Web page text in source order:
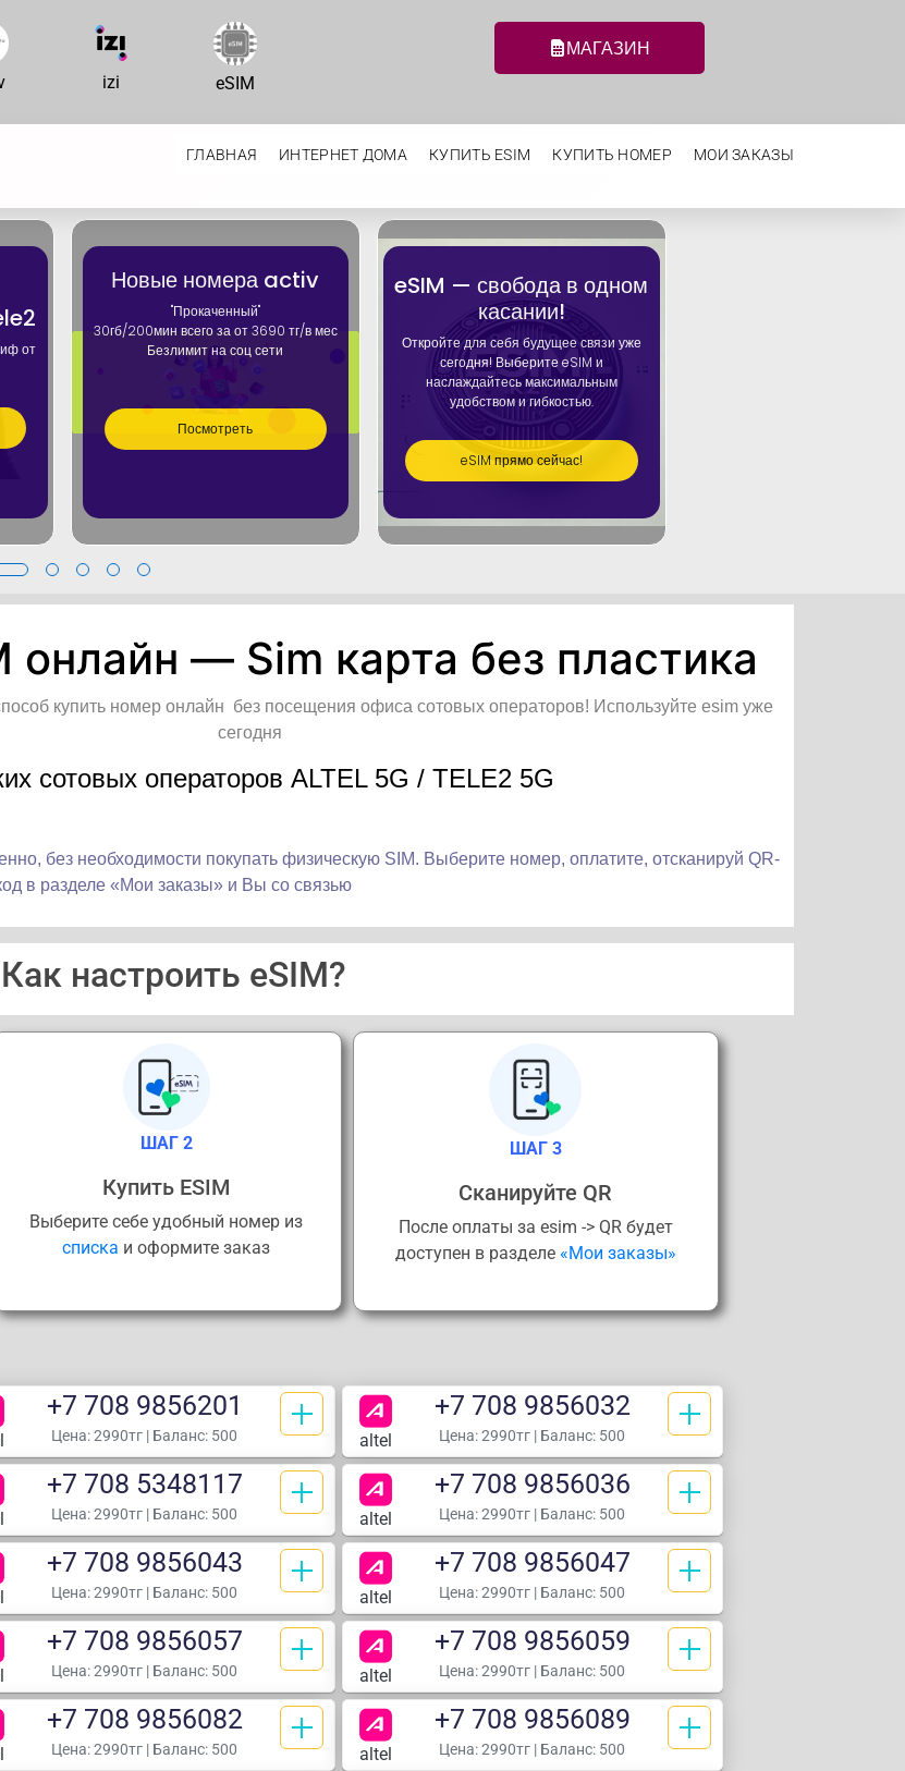
izi eSIM
МАГАЗИН
ГЛАВНАЯ ИНТЕРНЕТ ДОМА КУПИТЬ ESIM КУПИТЬ НОМЕР МОИ ЗАКАЗЫ
от
Новые номера activ
"Прокаченный"
30гб/200мин всего за от 3690 тг/в мес
Безлимит на соц сети
Посмотреть
eSIM — свобода в одном
касании!
Откройте для себя будущее связи уже
сегодня! Выберите eSIM и
наслаждайтесь максимальным
удобством и гибкостью.
eSIM прямо сейчас!
онлайн — Sim карта без пластика
купить номер онлайн без посещения офиса сотовых операторов! Используйте esim уже
сегодня
сотовых операторов ALTEL 5G / TELE2 5G
без необходимости покупать физическую SIM. Выберите номер, оплатите, отсканируй QR-
в разделе «Мои заказы» и Вы со связью
Как настроить eSIM?
ШАГ 2
Купить ESIM
Выберите себе удобный номер из
списка и оформите заказ
ШАГ 3
Сканируйте QR
После оплаты за esim -> QR будет
доступен в разделе «Мои заказы»
+7 708 9856201
Цена:2990тг | Баланс: 500 altel
+7 708 9856032
Цена:2990тг | Баланс: 500
+7 708 5348117
Цена:2990тг | Баланс: 500 altel
+7 708 9856036
Цена:2990тг | Баланс: 500
+7 708 9856043
Цена:2990тг | Баланс: 500 altel
+7 708 9856047
Цена:2990тг | Баланс: 500
+7 708 9856057
Цена:2990тг | Баланс: 500 altel
+7 708 9856059
Цена:2990тг | Баланс: 500
+7 708 9856082
Цена:2990тг | Баланс: 500 altel
+7 708 9856089
Цена:2990тг | Баланс: 500